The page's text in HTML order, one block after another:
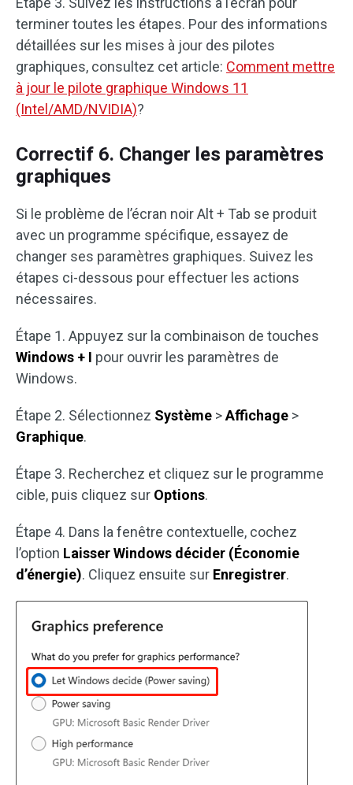
terminer toutes les étapes. Pour des informations
détaillées sur les mises à jour des pilotes
graphiques, consultez cet article: Comment mettre
à jour le pilote graphique Windows 11
(Intel/AMD/NVIDIA)?
Correctif 6. Changer les paramètres
graphiques
Si le problème de l’écran noir Alt + Tab se produit
avec un programme spécifique, essayez de
changer ses paramètres graphiques. Suivez les
étapes ci-dessous pour effectuer les actions
nécessaires.
Étape 1. Appuyez sur la combinaison de touches
Windows + I pour ouvrir les paramètres de
Windows.
Étape 2. Sélectionnez Système >Affichage >
Graphique.
Étape 3. Recherchez et cliquez sur le programme
cible, puis cliquez sur Options.
Étape 4. Dans la fenêtre contextuelle, cochez
l’option Laisser Windows décider (Économie
d’énergie). Cliquez ensuite sur Enregistrer.